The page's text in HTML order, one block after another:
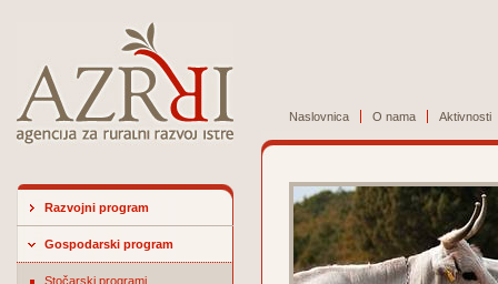
Naslovnica O nama Aktivnosti
Razvojni program
Gospodarski program
Stočarski programi